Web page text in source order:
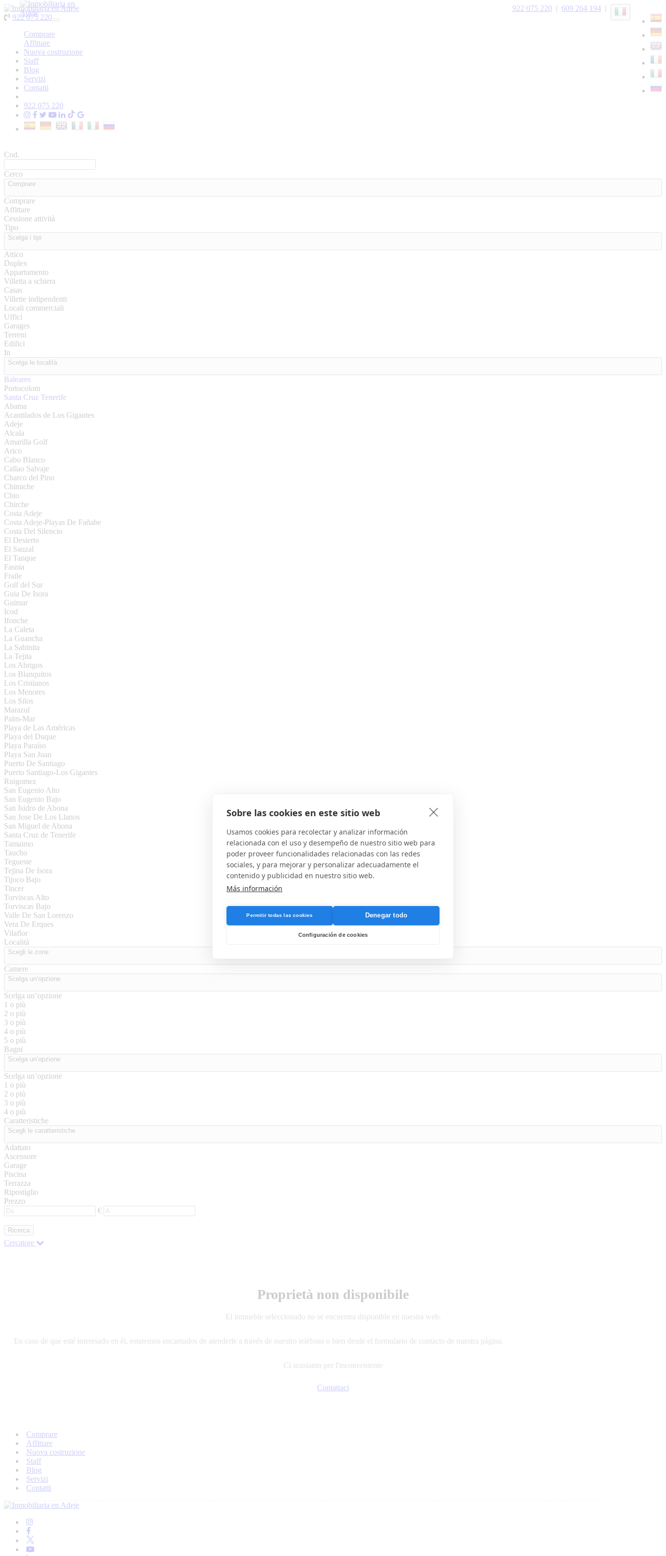
Sobre las cookies en este sitio web
Usamos cookies para recolectar y analizar información
relacionada con el uso y desempeño de nuestro sitio web para
poder proveer funcionalidades relacionadas con las redes
sociales, y para mejorar y personalizar adecuadamente el
contenido y publicidad en nuestro sitio web.
Más información
Permitir todas las cookies Denegar todo
Configuración de cookies
609 264 194 |
922 075 220 |
922 075 220
Toggle
Comprare
Affittare
Nuova costruzione
Staff
Blog
Servizi
Contatti
922 075 220
Cod.
Cerco
Comprare
Comprare
Affittare
Cessione attività
Tipo
Scelga i tipi
Attico
Duplex
Appartamento
Villetta a schiera
Casas
Villette indipendenti
Locali commerciali
Uffici
Garages
Terreni
Edifici
In
Scelga le località
Baleares
Portocolom
Santa Cruz Tenerife
Abama
Acantilados de Los Gigantes
Adeje
Alcala
Amarilla Golf
Arico
Cabo Blanco
Callao Salvaje
Charco del Pino
Chimiche
Chio
Chirche
Costa Adeje
Costa Adeje-Playas De Fañabe
Costa Del Silencio
El Desierto
El Sauzal
El Tanque
Fasnia
Fraile
Golf del Sur
Guia De Isora
Guimar
Icod
Ifonche
La Caleta
La Guancha
La Sabinita
La Tejita
Los Abrigos
Los Blanquitos
Los Cristianos
Los Menores
Los Silos
Marazul
Palm-Mar
Playa de Las Américas
Playa del Duque
Playa Paraíso
Playa San Juan
Puerto De Santiago
Puerto Santiago-Los Gigantes
Ruigomez
San Eugenio Alto
San Eugenio Bajo
San Isidro de Abona
San Jose De Los Llanos
San Miguel de Abona
Santa Cruz de Tenerife
Tamaimo
Taucho
Tegueste
Tejina De Isora
Tijoco Bajo
Tincer
Torviscas Alto
Torviscas Bajo
Valle De San Lorenzo
Vera De Erques
Vilaflor
Località
Scegli le zone
Camere
Scelga un’opzione
Scelga un’opzione
1 o più
2 o più
3 o più
4 o più
5 o più
Bagni
Scelga un’opzione
Scelga un’opzione
1 o più
2 o più
3 o più
4 o più
Caratteristiche
Scegli le caratteristiche
Adattato
Ascensore
Garage
Piscina
Terrazza
Ripostiglio
Prezzo
€
Ricerca
Cercatore
Proprietà non disponibile
El inmueble seleccionado no se encuentra disponible en nuestra web.
En caso de que esté interesado en él, estaremos encantados de atenderle a través de nuestro teléfono o bien desde el formulario de contacto de nuestra página.
Ci scusiamo per l'inconveniente
Contattaci
Comprare
Affittare
Nuova costruzione
Staff
Blog
Servizi
Contatti